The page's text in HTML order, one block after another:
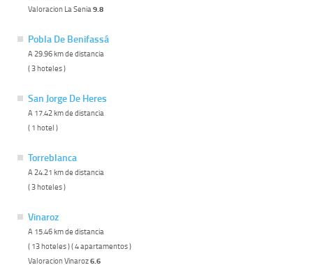
Valoracion La Senia 9.8
Pobla De Benifassá
A 29.96 km de distancia
( 3 hoteles )
San Jorge De Heres
A 17.42 km de distancia
( 1 hotel )
Torreblanca
A 24.21 km de distancia
( 3 hoteles )
Vinaroz
A 15.46 km de distancia
( 13 hoteles ) ( 4 apartamentos )
Valoracion Vinaroz6.6